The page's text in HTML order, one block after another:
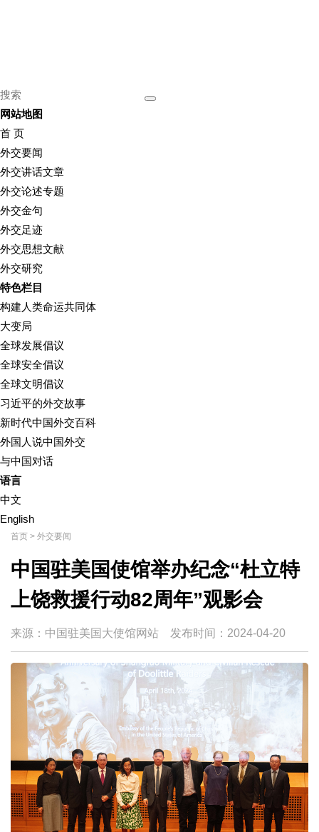
网站地图
首 页
外交要闻
外交讲话文章
外交论述专题
外交金句
外交足迹
外交思想文献
外交研究
特色栏目
构建人类命运共同体
大变局
全球发展倡议
全球安全倡议
全球文明倡议
习近平的外交故事
新时代中国外交百科
外国人说中国外交
与中国对话
语言
中文
English
首页 > 外交要闻
中国驻美国使馆举办纪念“杜立特
上饶救援行动82周年”观影会
来源：中国驻美国大使馆网站 发布时间： 2024-04-20